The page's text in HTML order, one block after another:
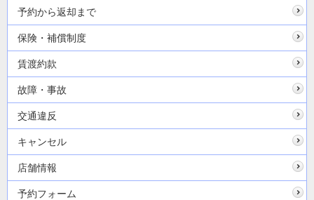
予約から返却まで
保険・補償制度
賃渡約款
故障・事故
交通違反
キャンセル
店舗情報
予約フォーム